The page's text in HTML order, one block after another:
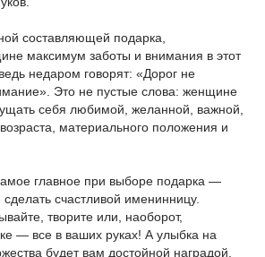
составляющей подарка,
максимум заботы и внимания в этот
недаром говорят: «Дорог не
Это не пустые слова: женщине
себя любимой, желанной, важной,
материального положения и
главное при выборе подарка ―
счастливой именинницу.
творите или, наоборот,
― все в ваших руках! А улыбка на
будет вам достойной наградой.